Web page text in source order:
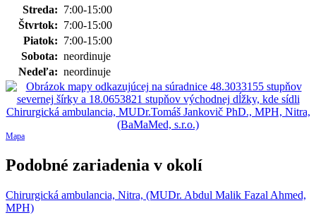
Streda: 7:00-15:00
Štvrtok: 7:00-15:00
Piatok: 7:00-15:00
Sobota: neordinuje
Nedeľa: neordinuje
Mapa
Podobné zariadenia v okolí
Chirurgická ambulancia, Nitra, (MUDr. Abdul Malik Fazal Ahmed,
MPH)